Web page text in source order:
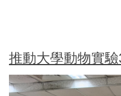
推動大學動物實